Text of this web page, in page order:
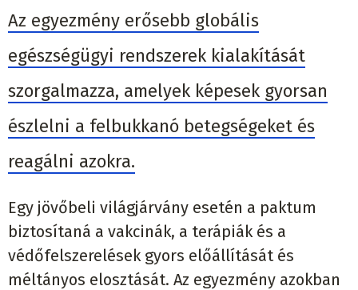
Az egyezmény erősebb globális
egészségügyi rendszerek kialakítását
szorgalmazza, amelyek képesek gyorsan
észlelni a felbukkanó betegségeket és
reagálni azokra.
Egy jövőbeli világjárvány esetén a paktum
biztosítaná a vakcinák, a terápiák és a
védőfelszerelések gyors előállítását és
méltányos elosztását. Az egyezmény azokban